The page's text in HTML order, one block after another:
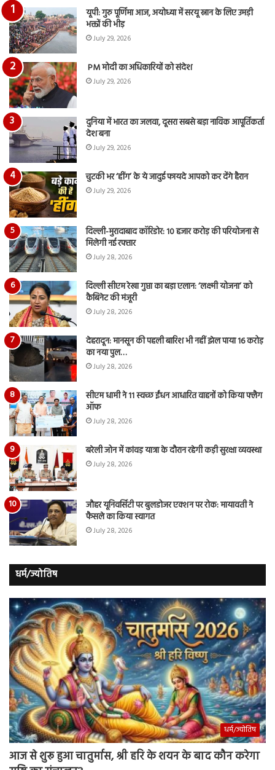
यूपी: गुरु पूर्णिमा आज, अयोध्या में सरयू स्नान के लिए उमड़ी
भक्तों की भीड़
July 29, 2026
PM मोदी का अधिकारियों को संदेश
July 29, 2026
दुनिया में भारत का जलवा, दूसरा सबसे बड़ा नाविक आपूर्तिकर्ता
देश बना
July 29, 2026
चुटकी भर ‘हींग’ के ये जादुई फायदे आपको कर देंगे हैरान
July 29, 2026
दिल्ली-मुरादाबाद कॉरिडोर: 10 हजार करोड़ की परियोजना से
मिलेगी नई रफ्तार
July 28, 2026
दिल्ली सीएम रेखा गुप्ता का बड़ा एलान: ‘लक्ष्मी योजना’ को
कैबिनेट की मंजूरी
July 28, 2026
देहरादून: मानसून की पहली बारिश भी नहीं झेल पाया 16 करोड़
का नया पुल…
July 28, 2026
सीएम धामी ने 11 स्वच्छ ईंधन आधारित वाहनों को किया फ्लैग
ऑफ
July 28, 2026
बरेली जोन में कांवड़ यात्रा के दौरान रहेगी कड़ी सुरक्षा व्यवस्था
July 28, 2026
जौहर यूनिवर्सिटी पर बुलडोजर एक्शन पर रोक: मायावती ने
फैसले का किया स्वागत
July 28, 2026
धर्म/ज्योतिष
धर्म/ज्योतिष
आज से शुरू हुआ चातुर्मास, श्री हरि के शयन के बाद कौन करेगा